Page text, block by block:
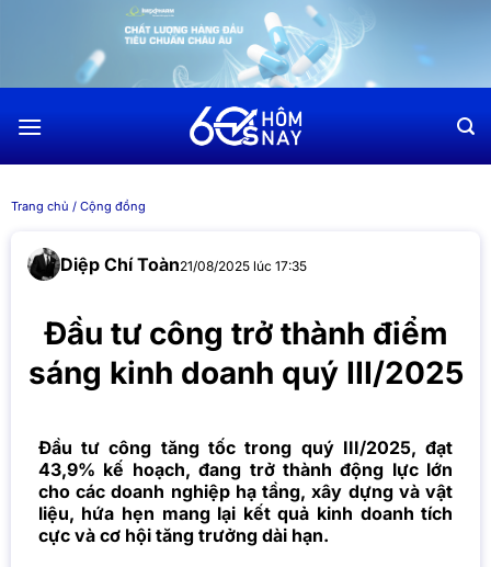
dung
Trang chủ / Cộng đồng
Diệp Chí Toàn21/08/2025 lúc 17:35
Đầu tư công trở thành điểm
sáng kinh doanh quý III/2025
Đầu tư công tăng tốc trong quý III/2025, đạt
43,9% kế hoạch, đang trở thành động lực lớn
cho các doanh nghiệp hạ tầng, xây dựng và vật
liệu, hứa hẹn mang lại kết quả kinh doanh tích
cực và cơ hội tăng trưởng dài hạn.